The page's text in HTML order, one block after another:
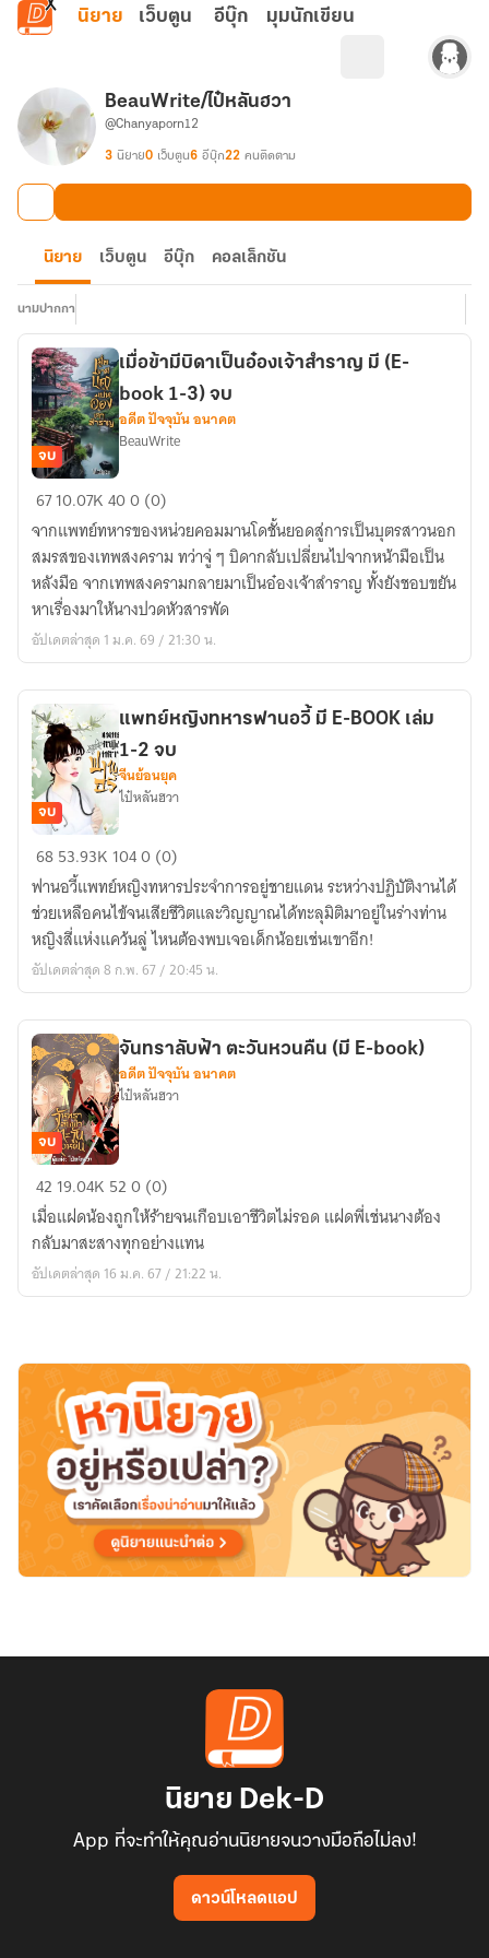
ข้ามไปยังเนื้อหาหลัก
นิยาย เว็บตูน อีบุ๊ก มุมนักเขียน
BeauWrite/ไป๋หลันฮวา
@Chanyaporn12
3 นิยาย0 เว็บตูน6 อีบุ๊ก22 คนติดตาม
นิยาย เว็บตูน อีบุ๊ก คอลเล็กชัน
นามปากกา
เมื่อ
มี
บิดา
เป็น
อ๋อง
เจ้า
(E-
book
1-
3)
จบ
จบ
เมื่อข้ามีบิดาเป็นอ๋องเจ้าสำราญ มี (E-
book 1-3) จบ
อดีต ปัจจุบัน อนาคต
BeauWrite
6710.07K400 (0)
จากแพทย์ทหารของหน่วยคอมมานโดชั้นยอดสู่การเป็นบุตรสาวนอก
สมรสของเทพสงคราม ทว่าจู่ ๆ บิดากลับเปลี่ยนไปจากหน้ามือเป็น
หลังมือ จากเทพสงครามกลายมาเป็นอ๋องเจ้าสำราญ ทั้งยังชอบขยัน
หาเรื่องมาให้นางปวดหัวสารพัด
อัปเดตล่าสุด 1 ม.ค. 69 / 21:30 น.
แพทย์
หญิง
ทหาร
ฟาน
อวี้
มี
BOOK
เล่ม
1-
2
จบ
จบ
แพทย์หญิงทหารฟานอวี้ มี E-BOOK เล่ม
1-2 จบ
จีนย้อนยุค
ไป๋หลันฮวา
6853.93K 1040 (0)
ฟานอวี้แพทย์หญิงทหารประจำการอยู่ชายแดน ระหว่างปฏิบัติงานได้
ช่วยเหลือคนไข้จนเสียชีวิตและวิญญาณได้ทะลุมิติมาอยู่ในร่างท่าน
หญิงสี่แห่งแคว้นลู่ ไหนต้องพบเจอเด็กน้อยเช่นเขาอีก!
อัปเดตล่าสุด 8 ก.พ. 67 / 20:45 น.
จันทรา
ลับ
ฟ้า
ตะวัน
หวน
E-
book)
จบ
จันทราลับฟ้า ตะวันหวนคืน (มี E-book)
อดีต ปัจจุบัน อนาคต
ไป๋หลันฮวา
42 19.04K 520 (0)
เมื่อแฝดน้องถูกให้ร้ายจนเกือบเอาชีวิตไม่รอด แฝดพี่เช่นนางต้อง
กลับมาสะสางทุกอย่างแทน
อัปเดตล่าสุด 16 ม.ค. 67 / 21:22 น.
นิยาย Dek-D
App ที่จะทำให้คุณอ่านนิยายจนวางมือถือไม่ลง!
ดาวน์โหลดแอป